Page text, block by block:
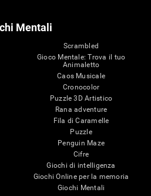
Mentali
Scrambled
Gioco Mentale: Trova il tuo
Animaletto
Caos Musicale
Cronocolor
Puzzle 3D Artistico
Rana adventure
Fila di Caramelle
Puzzle
Penguin Maze
Cifre
Giochi di intelligenza
Giochi Online per la memoria
Giochi Mentali